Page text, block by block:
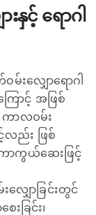
နှင့် ရောဂါ
းလျှောရောဂါ
ြောင့် အဖြစ်
ကာလဝမ်း
လည်း ဖြစ်
ာကွယ်ဆေးဖြင့်
လျှောခြင်းတွင်
ခြင်း၊